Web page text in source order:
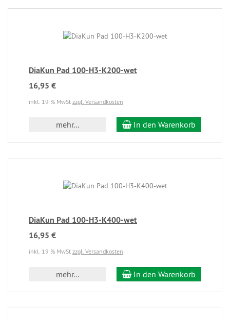
DiaKun Pad 100-H3-K200-wet
16,95 €
inkl. 19 % MwSt zzgl. Versandkosten
mehr... In den Warenkorb
DiaKun Pad 100-H3-K400-wet
16,95 €
inkl. 19 % MwSt zzgl. Versandkosten
mehr... In den Warenkorb